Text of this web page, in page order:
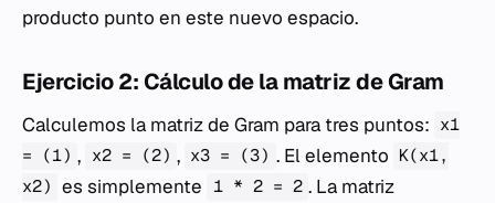
producto punto en este nuevo espacio.
Ejercicio 2: Cálculo de la matriz de Gram
Calculemos la matriz de Gram para tres puntos: x1
= (1) , x2 = (2) , x3 = (3) . El elemento K(x1,
x2) es simplemente 1 * 2 = 2 . La matriz